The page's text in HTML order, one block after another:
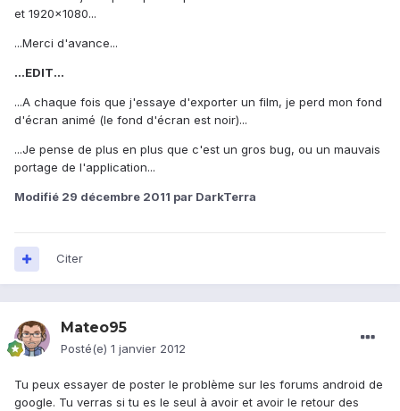
et 1920x1080...
...Merci d'avance...
...EDIT...
...A chaque fois que j'essaye d'exporter un film, je perd mon fond
d'écran animé (le fond d'écran est noir)...
...Je pense de plus en plus que c'est un gros bug, ou un mauvais
portage de l'application...
Modifié 29 décembre 2011 par DarkTerra
Citer
Mateo95
Posté(e) 1 janvier 2012
Tu peux essayer de poster le problème sur les forums android de
google. Tu verras si tu es le seul à avoir et avoir le retour des